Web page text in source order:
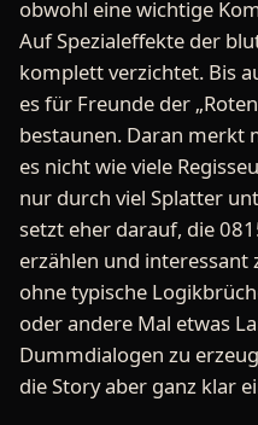
obwohl eine wichtige
Auf Spezialeffekte der
komplett verzichtet. Bis
es für Freunde der
bestaunen. Daran merkt
es nicht wie viele
nur durch viel Splatter
setzt eher darauf, die
erzählen und
ohne typische
oder andere Mal etwas
Dummdialogen zu
die Story aber ganz klar